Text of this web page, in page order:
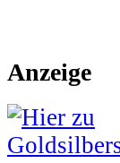
Anzeige